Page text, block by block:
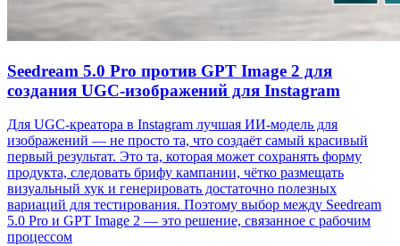
Seedream 5.0 Pro против GPT Image 2 для
создания UGC-изображений для Instagram
Для UGC-креатора в Instagram лучшая ИИ-модель для
изображений — не просто та, что создаёт самый красивый
первый результат. Это та, которая может сохранять форму
продукта, следовать брифу кампании, чётко размещать
визуальный хук и генерировать достаточно полезных
вариаций для тестирования. Поэтому выбор между Seedream
5.0 Pro и GPT Image 2 — это решение, связанное с рабочим
процессом